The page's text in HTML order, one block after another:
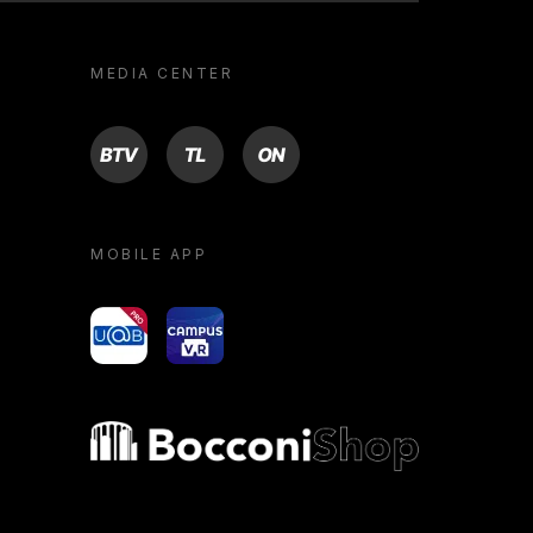
MEDIA CENTER
BTV TL ON
MOBILE APP
yoU@B Campus VR
Bocconi shop